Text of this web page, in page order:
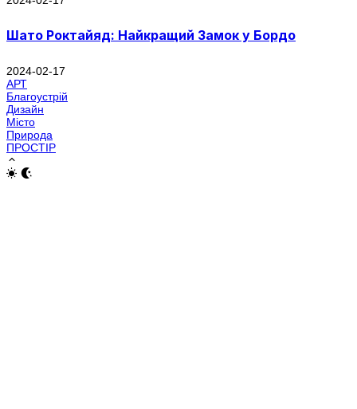
Шато Роктайяд: Найкращий Замок у Бордо
2024-02-17
АРТ
Благоустрій
Дизайн
Місто
Природа
ПРОСТІР